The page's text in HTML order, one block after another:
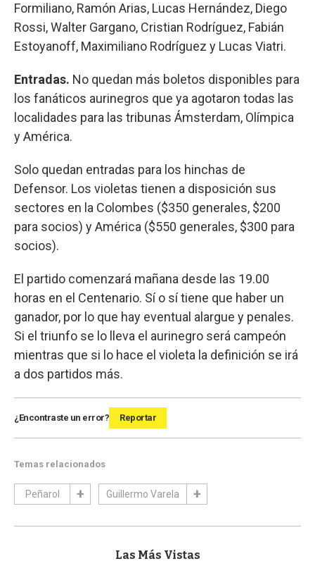
Formiliano, Ramón Arias, Lucas Hernández, Diego
Rossi, Walter Gargano, Cristian Rodríguez, Fabián
Estoyanoff, Maximiliano Rodríguez y Lucas Viatri.
Entradas. No quedan más boletos disponibles para
los fanáticos aurinegros que ya agotaron todas las
localidades para las tribunas Ámsterdam, Olímpica
y América.
Solo quedan entradas para los hinchas de
Defensor. Los violetas tienen a disposición sus
sectores en la Colombes ($350 generales, $200
para socios) y América ($550 generales, $300 para
socios).
El partido comenzará mañana desde las 19.00
horas en el Centenario. Sí o sí tiene que haber un
ganador, por lo que hay eventual alargue y penales.
Si el triunfo se lo lleva el aurinegro será campeón
mientras que si lo hace el violeta la definición se irá
a dos partidos más.
¿Encontraste un error? Reportar
Temas relacionados
Peñarol Guillermo Varela
Las Más Vistas